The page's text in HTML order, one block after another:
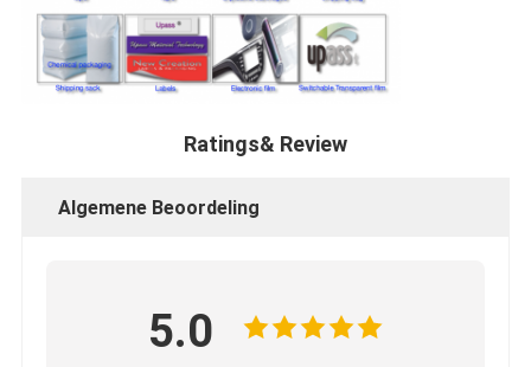
Ratings& Review
Algemene Beoordeling
5.0